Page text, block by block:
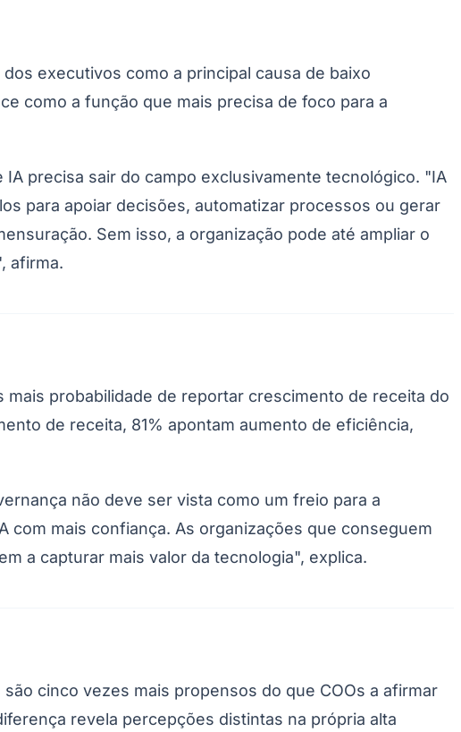
Palmeiras
executivos como a principal causa de baixo
como a função que mais precisa de foco para a
precisa sair do campo exclusivamente tecnológico. "IA
para apoiar decisões, automatizar processos ou gerar
Sem isso, a organização pode até ampliar o
afirma.
probabilidade de reportar crescimento de receita do
de receita, 81% apontam aumento de eficiência,
não deve ser vista como um freio para a
com mais confiança. As organizações que conseguem
a capturar mais valor da tecnologia", explica.
cinco vezes mais propensos do que COOs a afirmar
revela percepções distintas na própria alta